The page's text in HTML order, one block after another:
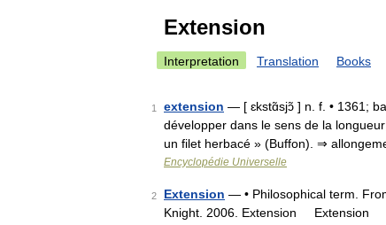
Extension
Interpretation Translation Books
1 extension — [ ɛkstɑ̃sjɔ̃ ] n. f. • 1361;
développer dans le sens de la
un filet herbacé » (Buffon). ⇒
Encyclopédie Universelle
2 Extension — • Philosophical term.
Knight. 2006. Extension Extension